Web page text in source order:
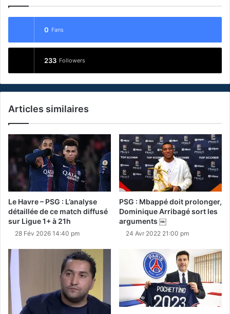
0 Fans
233 Followers
Articles similaires
Le Havre – PSG : L’analyse
détaillée de ce match diffusé
sur Ligue 1+ à 21h
28 Fév 2026 14:40 pm
PSG : Mbappé doit prolonger,
Dominique Arribagé sort les
arguments ￼
24 Avr 2022 21:00 pm